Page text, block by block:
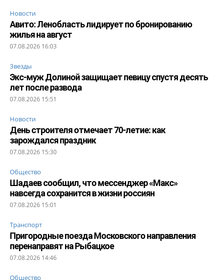
Новости
Авито: Ленобласть лидирует по бронированию
жилья на август
07.08.2026 16:03
Звезды
Экс-муж Долиной защищает певицу спустя десять
лет после развода
07.08.2026 15:51
Новости
День строителя отмечает 70-летие: как
зарождался праздник
07.08.2026 15:30
Общество
Шадаев сообщил, что мессенджер «Макс»
навсегда сохранится в жизни россиян
07.08.2026 15:01
Транспорт
Пригородные поезда Московского направления
перенаправят на Рыбацкое
07.08.2026 14:46
Общество